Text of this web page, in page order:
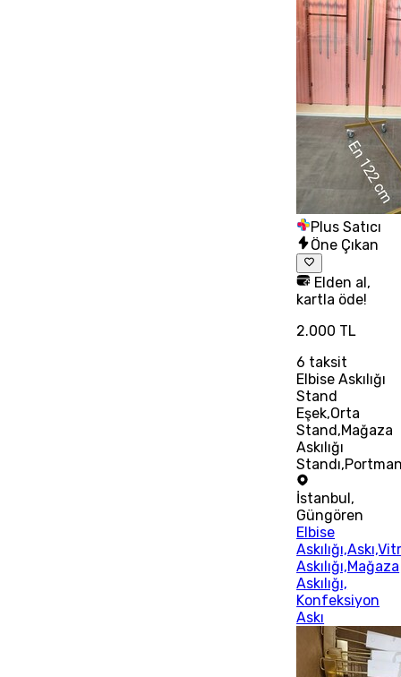
Plus Satıcı
Öne Çıkan
Elden al,
kartla öde!
2.000 TL
6 taksit
Elbise Askılığı
Stand
Eşek,Orta
Stand,Mağaza
Askılığı
İstanbul ,
Güngören
Elbise
Askılığı,Mağaza
Askılığı,
Konfeksiyon
Askı